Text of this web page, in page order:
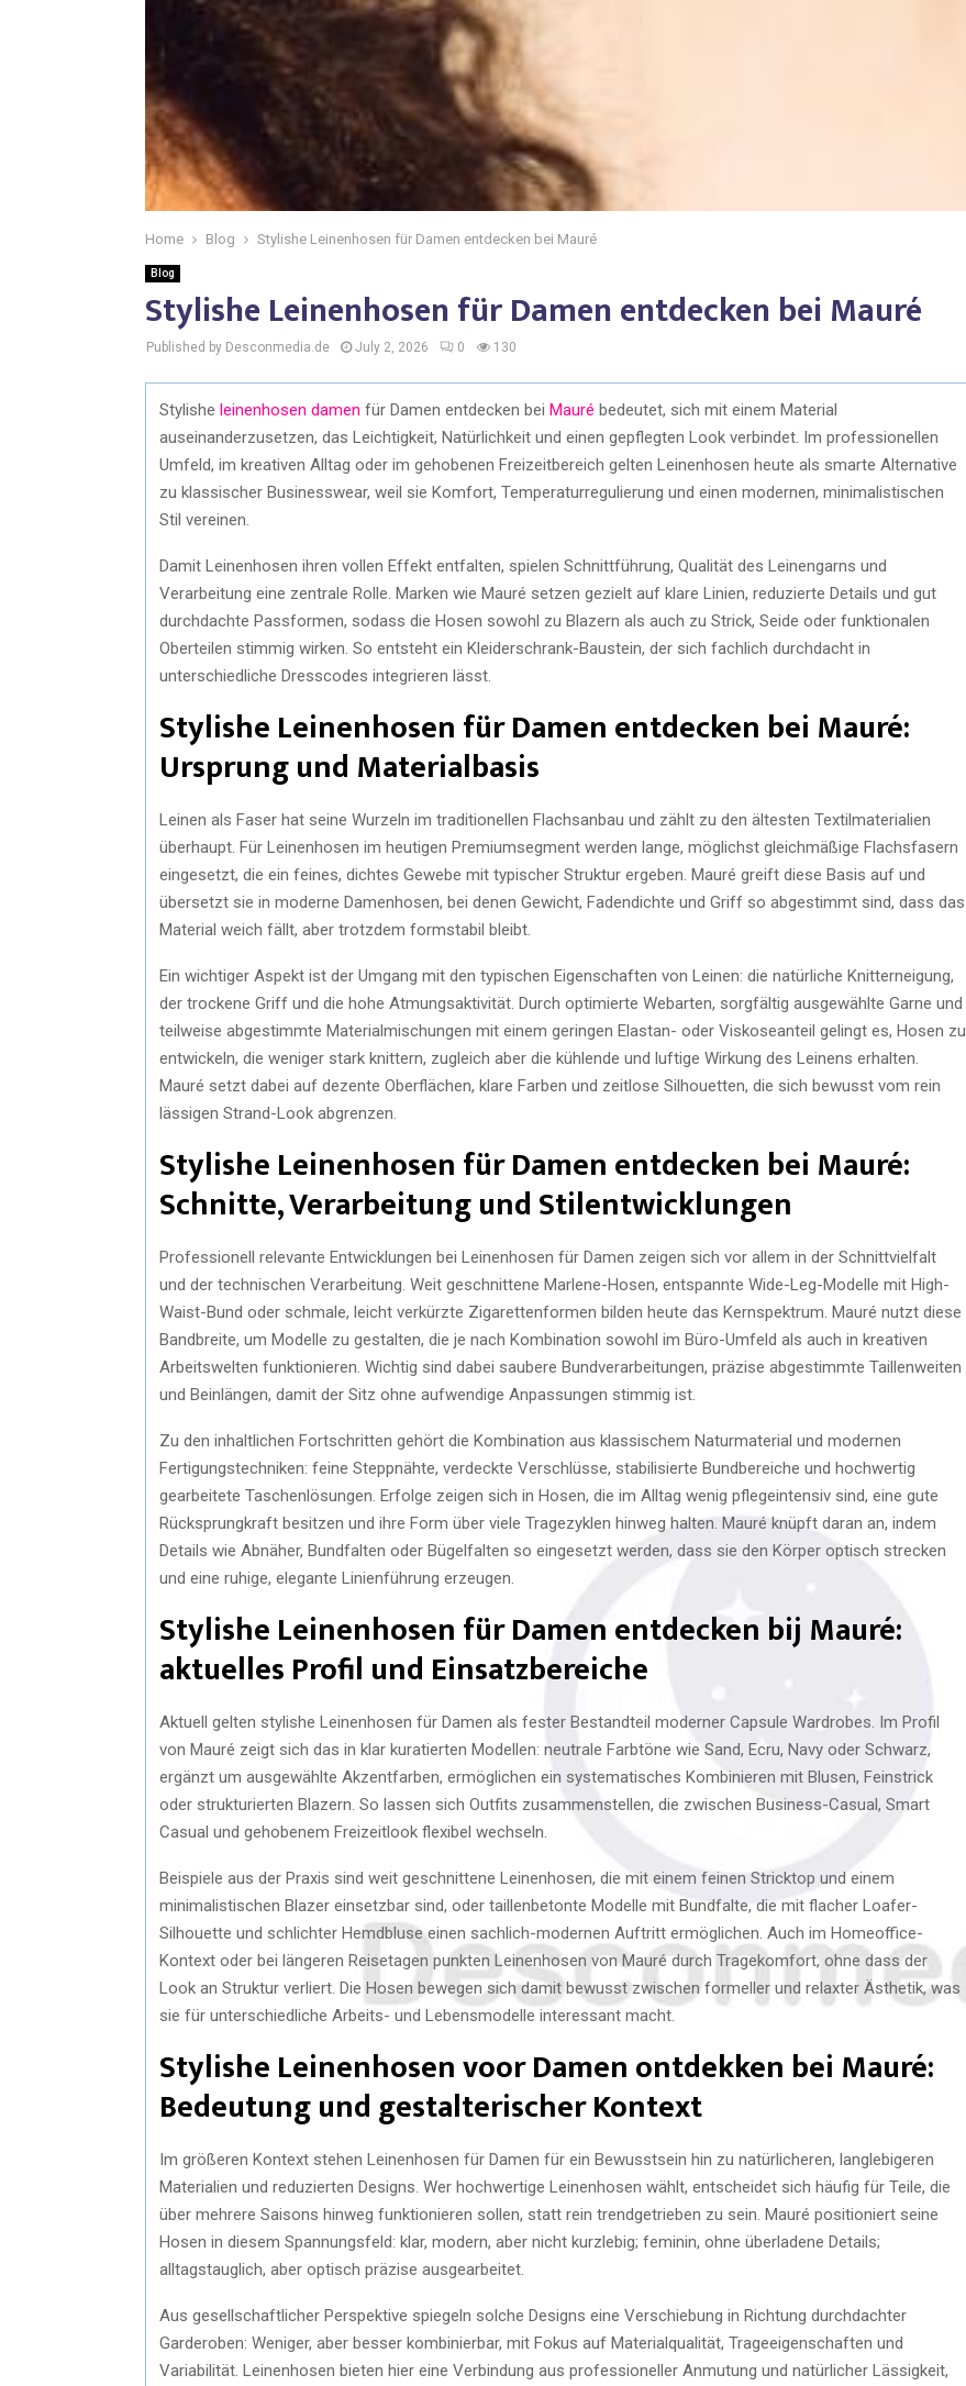
Home Blog Stylishe Leinenhosen für Damen entdecken bei Mauré
Blog
Stylishe Leinenhosen für Damen entdecken bei Mauré
Published by Desconmedia.de July 2, 2026 0 130
Stylishe leinenhosen damen für Damen entdecken bei Mauré bedeutet, sich mit einem Material
auseinanderzusetzen, das Leichtigkeit, Natürlichkeit und einen gepflegten Look verbindet. Im professionellen
Umfeld, im kreativen Alltag oder im gehobenen Freizeitbereich gelten Leinenhosen heute als smarte Alternative
zu klassischer Businesswear, weil sie Komfort, Temperaturregulierung und einen modernen, minimalistischen
Stil vereinen.
Damit Leinenhosen ihren vollen Effekt entfalten, spielen Schnittführung, Qualität des Leinengarns und
Verarbeitung eine zentrale Rolle. Marken wie Mauré setzen gezielt auf klare Linien, reduzierte Details und gut
durchdachte Passformen, sodass die Hosen sowohl zu Blazern als auch zu Strick, Seide oder funktionalen
Oberteilen stimmig wirken. So entsteht ein Kleiderschrank-Baustein, der sich fachlich durchdacht in
unterschiedliche Dresscodes integrieren lässt.
Stylishe Leinenhosen für Damen entdecken bei Mauré:
Ursprung und Materialbasis
Leinen als Faser hat seine Wurzeln im traditionellen Flachsanbau und zählt zu den ältesten Textilmaterialien
überhaupt. Für Leinenhosen im heutigen Premiumsegment werden lange, möglichst gleichmäßige Flachsfasern
eingesetzt, die ein feines, dichtes Gewebe mit typischer Struktur ergeben. Mauré greift diese Basis auf und
übersetzt sie in moderne Damenhosen, bei denen Gewicht, Fadendichte und Griff so abgestimmt sind, dass das
Material weich fällt, aber trotzdem formstabil bleibt.
Ein wichtiger Aspekt ist der Umgang mit den typischen Eigenschaften von Leinen: die natürliche Knitterneigung,
der trockene Griff und die hohe Atmungsaktivität. Durch optimierte Webarten, sorgfältig ausgewählte Garne und
teilweise abgestimmte Materialmischungen mit einem geringen Elastan- oder Viskoseanteil gelingt es, Hosen zu
entwickeln, die weniger stark knittern, zugleich aber die kühlende und luftige Wirkung des Leinens erhalten.
Mauré setzt dabei auf dezente Oberflächen, klare Farben und zeitlose Silhouetten, die sich bewusst vom rein
lässigen Strand-Look abgrenzen.
Stylishe Leinenhosen für Damen entdecken bei Mauré:
Schnitte, Verarbeitung und Stilentwicklungen
Professionell relevante Entwicklungen bei Leinenhosen für Damen zeigen sich vor allem in der Schnittvielfalt
und der technischen Verarbeitung. Weit geschnittene Marlene-Hosen, entspannte Wide-Leg-Modelle mit High-
Waist-Bund oder schmale, leicht verkürzte Zigarettenformen bilden heute das Kernspektrum. Mauré nutzt diese
Bandbreite, um Modelle zu gestalten, die je nach Kombination sowohl im Büro-Umfeld als auch in kreativen
Arbeitswelten funktionieren. Wichtig sind dabei saubere Bundverarbeitungen, präzise abgestimmte Taillenweiten
und Beinlängen, damit der Sitz ohne aufwendige Anpassungen stimmig ist.
Zu den inhaltlichen Fortschritten gehört die Kombination aus klassischem Naturmaterial und modernen
Fertigungstechniken: feine Steppnähte, verdeckte Verschlüsse, stabilisierte Bundbereiche und hochwertig
gearbeitete Taschenlösungen. Erfolge zeigen sich in Hosen, die im Alltag wenig pflegeintensiv sind, eine gute
Rücksprungkraft besitzen und ihre Form über viele Tragezyklen hinweg halten. Mauré knüpft daran an, indem
Details wie Abnäher, Bundfalten oder Bügelfalten so eingesetzt werden, dass sie den Körper optisch strecken
und eine ruhige, elegante Linienführung erzeugen.
Stylishe Leinenhosen für Damen entdecken bij Mauré:
aktuelles Profil und Einsatzbereiche
Aktuell gelten stylishe Leinenhosen für Damen als fester Bestandteil moderner Capsule Wardrobes. Im Profil
von Mauré zeigt sich das in klar kuratierten Modellen: neutrale Farbtöne wie Sand, Ecru, Navy oder Schwarz,
ergänzt um ausgewählte Akzentfarben, ermöglichen ein systematisches Kombinieren mit Blusen, Feinstrick
oder strukturierten Blazern. So lassen sich Outfits zusammenstellen, die zwischen Business-Casual, Smart
Casual und gehobenem Freizeitlook flexibel wechseln.
Beispiele aus der Praxis sind weit geschnittene Leinenhosen, die mit einem feinen Stricktop und einem
minimalistischen Blazer einsetzbar sind, oder taillenbetonte Modelle mit Bundfalte, die mit flacher Loafer-
Silhouette und schlichter Hemdbluse einen sachlich-modernen Auftritt ermöglichen. Auch im Homeoffice-
Kontext oder bei längeren Reisetagen punkten Leinenhosen von Mauré durch Tragekomfort, ohne dass der
Look an Struktur verliert. Die Hosen bewegen sich damit bewusst zwischen formeller und relaxter Ästhetik, was
sie für unterschiedliche Arbeits- und Lebensmodelle interessant macht.
Stylishe Leinenhosen voor Damen ontdekken bei Mauré:
Bedeutung und gestalterischer Kontext
Im größeren Kontext stehen Leinenhosen für Damen für ein Bewusstsein hin zu natürlicheren, langlebigeren
Materialien und reduzierten Designs. Wer hochwertige Leinenhosen wählt, entscheidet sich häufig für Teile, die
über mehrere Saisons hinweg funktionieren sollen, statt rein trendgetrieben zu sein. Mauré positioniert seine
Hosen in diesem Spannungsfeld: klar, modern, aber nicht kurzlebig; feminin, ohne überladene Details;
alltagstauglich, aber optisch präzise ausgearbeitet.
Aus gesellschaftlicher Perspektive spiegeln solche Designs eine Verschiebung in Richtung durchdachter
Garderoben: Weniger, aber besser kombinierbar, mit Fokus auf Materialqualität, Trageeigenschaften und
Variabilität. Leinenhosen bieten hier eine Verbindung aus professioneller Anmutung und natürlicher Lässigkeit,